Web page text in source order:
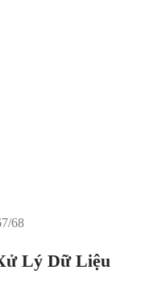
68
Lý Dữ Liệu